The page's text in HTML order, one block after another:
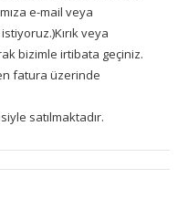
e-mail veya
veya
bizimle irtibata geçiniz.
fatura üzerinde
satılmaktadır.